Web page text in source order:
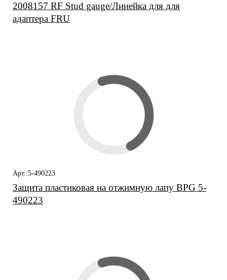
2008157 RF Stud gauge/Линейка для для
адаптера FRU
Арт.:5-490223
Защита пластиковая на отжимную лапу BPG 5-
490223